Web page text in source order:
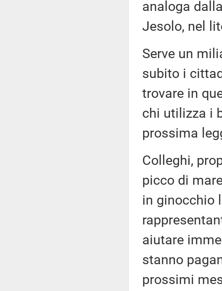
analoga
Jesolo, nel
Serve un
subito i
trovare in
chi utilizza i
prossima
Colleghi,
picco di
in ginocchio
aiutare
stanno
prossimi